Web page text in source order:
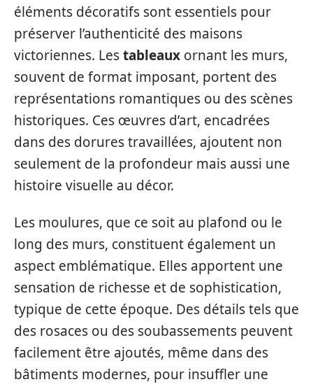
éléments décoratifs sont essentiels pour
préserver l’authenticité des maisons
victoriennes. Lestableaux ornant les murs,
souvent de format imposant, portent des
représentations romantiques ou des scènes
historiques. Ces œuvres d’art, encadrées
dans des dorures travaillées, ajoutent non
seulement de la profondeur mais aussi une
histoire visuelle au décor.
Les moulures, que ce soit au plafond ou le
long des murs, constituent également un
aspect emblématique. Elles apportent une
sensation de richesse et de sophistication,
typique de cette époque. Des détails tels que
des rosaces ou des soubassements peuvent
facilement être ajoutés, même dans des
bâtiments modernes, pour insuffler une